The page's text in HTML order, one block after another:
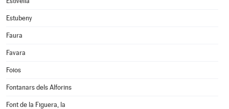
Estubeny
Faura
Favara
Foios
Fontanars dels Alforins
Font de la Figuera, la